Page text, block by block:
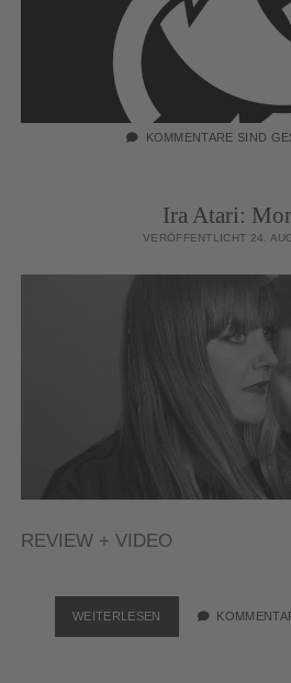
KOMMENTARE SIND
Ira Atari:
VERÖFFENTLICHT 24.
REVIEW + VIDEO
WEITERLESEN
ATARI: